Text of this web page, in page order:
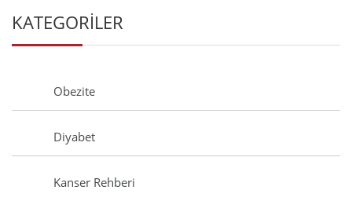
KATEGORİLER
Obezite
Diyabet
Kanser Rehberi